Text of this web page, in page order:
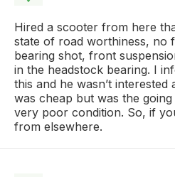
Hired a scooter from here
state of road worthiness, no
bearing shot, front
in the headstock bearing. I
this and he wasn’t interested
was cheap but was the
very poor condition. So, if
from elsewhere.